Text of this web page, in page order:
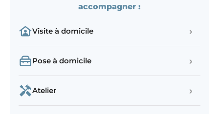
accompagner :
Visite à domicile ›
Pose à domicile ›
Atelier ›